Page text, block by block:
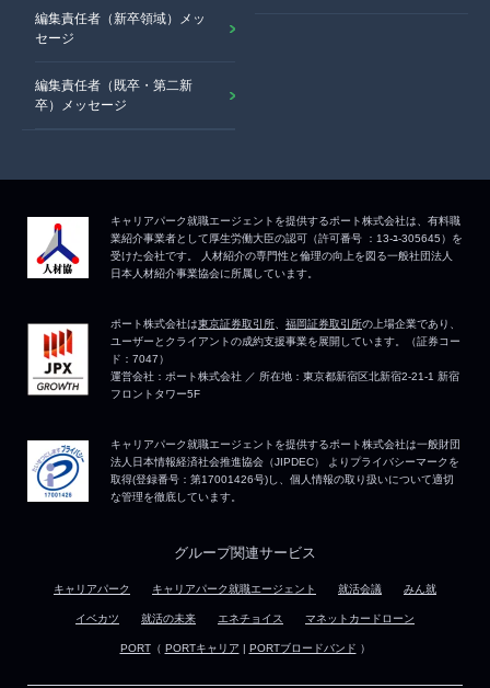
編集責任者（新卒領域）メッ
セージ
編集責任者（既卒・第二新
卒）メッセージ